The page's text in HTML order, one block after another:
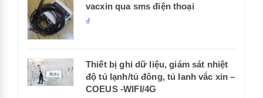
vacxin qua sms điện thoại
₫
Thiết bị ghi dữ liệu, giám sát nhiệt
độ tủ lạnh/tủ đông, tủ lanh vắc xin –
COEUS -WIFI/4G